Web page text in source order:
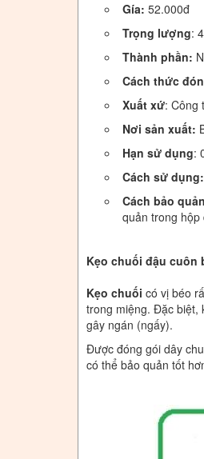
Gía: 52.000đ
Trọng lượng:
Thành phần: N
Cách thức
Xuất xứ: Công
Nơi sản xuất:
Hạn sử dụng:
Cách sử dụng:
Cách bảo
quản trong
Kẹo chuối đậu cuôn
Kẹo chuối có vị béo
trong miệng. Đặc biệt,
gây ngán (ngấy).
Được đóng gói dây
có thể bảo quản tốt